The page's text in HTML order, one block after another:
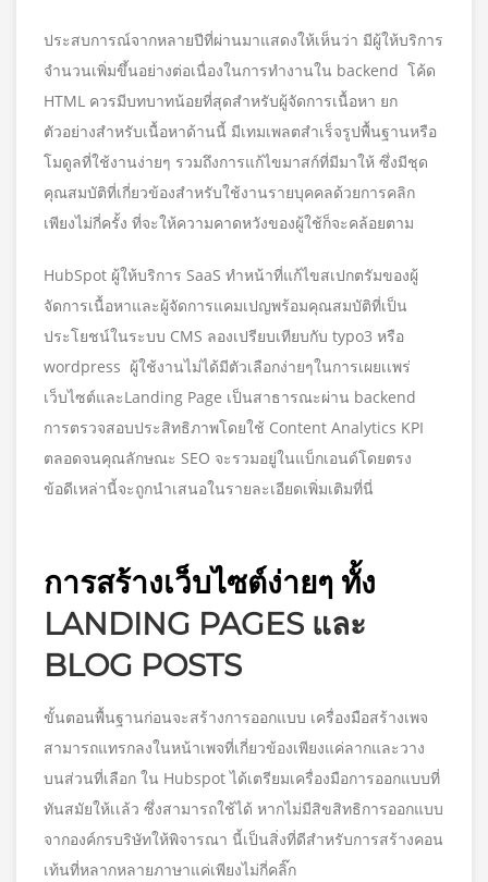
ประสบการณ์จากหลายปีที่ผ่านมาแสดงให้เห็นว่า มีผู้ให้บริการ
จำนวนเพิ่มขึ้นอย่างต่อเนื่องในการทำงานใน backend โค้ด
HTML ควรมีบทบาทน้อยที่สุดสำหรับผู้จัดการเนื้อหา ยก
ตัวอย่างสำหรับเนื้อหาด้านนี้ มีเทมเพลตสำเร็จรูปพื้นฐานหรือ
โมดูลที่ใช้งานง่ายๆ รวมถึงการแก้ไขมาสก์ที่มีมาให้ ซึ่งมีชุด
คุณสมบัติที่เกี่ยวข้องสำหรับใช้งานรายบุคคลด้วยการคลิก
เพียงไม่กี่ครั้ง ที่จะให้ความคาดหวังของผู้ใช้ก็จะคล้อยตาม
HubSpot ผู้ให้บริการ SaaS ทำหน้าที่แก้ไขสเปกตรัมของผู้
จัดการเนื้อหาและผู้จัดการแคมเปญพร้อมคุณสมบัติที่เป็น
ประโยชน์ในระบบ CMS ลองเปรียบเทียบกับ typo3 หรือ
wordpress ผู้ใช้งานไม่ได้มีตัวเลือกง่ายๆในการเผยเเพร่
เว็บไซต์และLanding Page เป็นสาธารณะผ่าน backend
การตรวจสอบประสิทธิภาพโดยใช้ Content Analytics KPI
ตลอดจนคุณลักษณะ SEO จะรวมอยู่ในแบ็กเอนด์โดยตรง
ข้อดีเหล่านี้จะถูกนำเสนอในรายละเอียดเพิ่มเติมที่นี่
การสร้างเว็บไซต์ง่ายๆ ทั้ง
LANDING PAGES และ
BLOG POSTS
ขั้นตอนพื้นฐานก่อนจะสร้างการออกแบบ เครื่องมือสร้างเพจ
สามารถแทรกลงในหน้าเพจที่เกี่ยวข้องเพียงแค่ลากและวาง
บนส่วนที่เลือก ใน Hubspot ได้เตรียมเครื่องมือการออกแบบที่
ทันสมัยให้เเล้ว ซึ่งสามารถใช้ได้ หากไม่มีสิขสิทธิการออกแบบ
จากองค์กรบริษัทให้พิจารณา นี้เป็นสิ่งที่ดีสำหรับการสร้างคอน
เท้นที่หลากหลายภาษาแค่เพียงไม่กี่คลิ๊ก